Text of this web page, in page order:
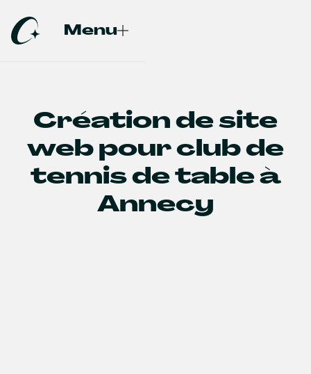
Menu
Création de site
web pour club de
tennis de table à
Annecy